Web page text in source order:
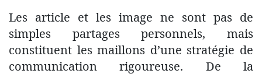
Les article et les image ne sont pas de
simples partages personnels, mais
constituent les maillons d’une stratégie de
communication rigoureuse. De la